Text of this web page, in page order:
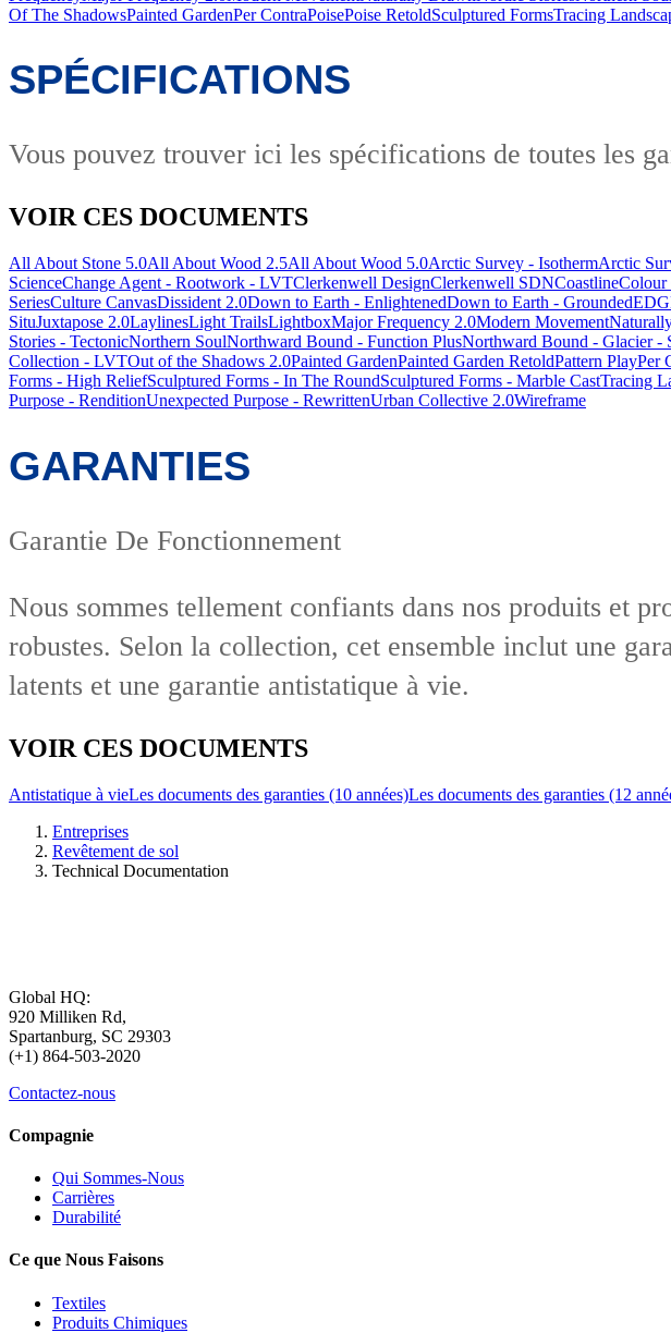
Of The ShadowsPainted GardenPer ContraPoisePoise RetoldSculptured FormsTracing
SPÉCIFICATIONS
Vous pouvez trouver ici les spécifications de toutes les
VOIR CES DOCUMENTS
All About Stone 5.0All About Wood 2.5All About Wood 5.0Arctic Survey - IsothermArctic
ScienceChange Agent - Rootwork - LVTClerkenwell DesignClerkenwell SDNCoastlineColour
SeriesCulture CanvasDissident 2.0Down to Earth - EnlightenedDown to Earth - Grounded
SituJuxtapose 2.0LaylinesLight TrailsLightboxMajor Frequency 2.0Modern Movement
Stories - TectonicNorthern SoulNorthward Bound - Function PlusNorthward Bound - Glacier -
Collection - LVTOut of the Shadows 2.0Painted GardenPainted Garden RetoldPattern PlayPer
Forms - High ReliefSculptured Forms - In The RoundSculptured Forms - Marble CastTracing
Purpose - RenditionUnexpected Purpose - RewrittenUrban Collective 2.0Wireframe
GARANTIES
Garantie De Fonctionnement
Nous sommes tellement confiants dans nos produits et
robustes. Selon la collection, cet ensemble inclut une
latents et une garantie antistatique à vie.
VOIR CES DOCUMENTS
Antistatique à vieLes documents des garanties (10 années)Les documents des garanties (12
Entreprises
Revêtement de sol
Technical Documentation
Global HQ:
920 Milliken Rd,
Spartanburg, SC 29303
(+1) 864-503-2020
Contactez-nous
Compagnie
Qui Sommes-Nous
Carrières
Durabilité
Ce que Nous Faisons
Textiles
Produits Chimiques